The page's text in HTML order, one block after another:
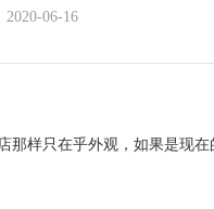
2020-06-16
在乎外观，如果是现在